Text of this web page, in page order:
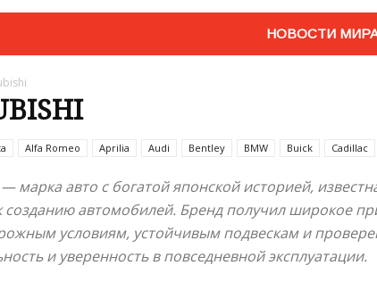
НОВОСТИ
Alfa Romeo Aprilia Audi Bentley BMW Buick Cadillac
марка авто с богатой японской историей,
созданию автомобилей. Бренд получил широкое
условиям, устойчивым подвескам и
и уверенность в повседневной эксплуатации.